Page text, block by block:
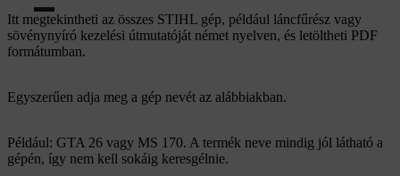
Itt megtekintheti az összes STIHL gép, például láncfűrész vagy
sövénynyíró kezelési útmutatóját német nyelven, és letöltheti PDF
formátumban.
Egyszerűen adja meg a gép nevét az alábbiakban.
Például: GTA 26 vagy MS 170. A termék neve mindig jól látható a
gépén, így nem kell sokáig keresgélnie.